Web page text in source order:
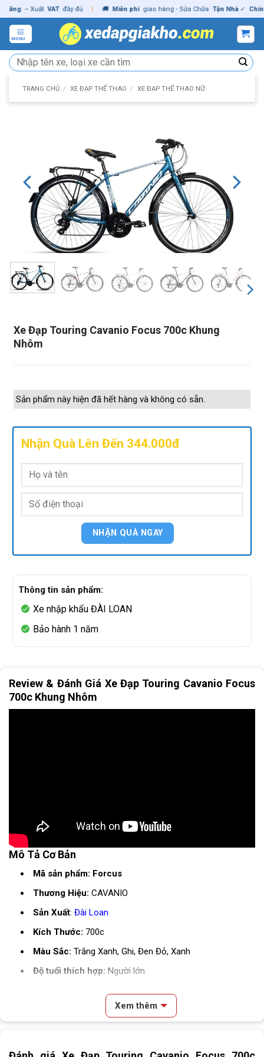
Skip
to
content
– Xuất VAT đầy đủ | 🚚 Miễn phí giao hàng - Sửa Chữa Tận Nhà ✓ Chính
MENU
Tìm
kiếm:
TRANG CHỦ / XE ĐẠP THỂ THAO / XE ĐẠP THỂ THAO NỮ
Xe Đạp Touring Cavanio Focus 700c Khung
Nhôm
Sản phẩm này hiện đã hết hàng và không có sẵn.
Nhận Quà Lên Đến 344.000đ
Thông tin sản phẩm:
Xe nhập khẩu ĐÀI LOAN
Bảo hành 1 năm
Review & Đánh Giá Xe Đạp Touring Cavanio Focus 700c Khung
Review & Đánh Giá Xe Đạp Touring Cavanio Focus
700c Khung Nhôm
Mô Tả Cơ Bản
Mã sản phẩm: Forcus
Thương Hiệu: CAVANIO
Sản Xuất: Đài Loan
Kích Thước: 700c
Màu Sắc: Trắng Xanh, Ghi, Đen Đỏ, Xanh
Độ tuổi thích hợp: Người lớn
FORCUS
Xem thêm